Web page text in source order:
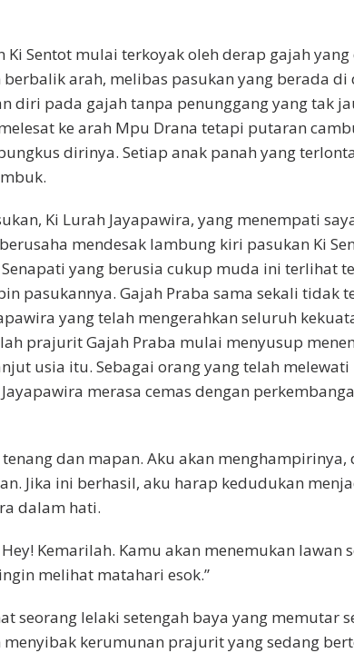
Ki Sentot mulai terkoyak oleh derap gajah
arah, melibas pasukan yang berada di
diri pada gajah tanpa penunggang yang tak
ke arah Mpu Drana tetapi putaran
dirinya. Setiap anak panah yang
Ki Lurah Jayapawira, yang menempati
mendesak lambung kiri pasukan Ki
yang berusia cukup muda ini terlihat
pasukannya. Gajah Praba sama sekali tidak
yang telah mengerahkan seluruh
prajurit Gajah Praba mulai menyusup
usia itu. Sebagai orang yang telah melewati
merasa cemas dengan
dan mapan. Aku akan menghampirinya,
Jika ini berhasil, aku harap kedudukan
dalam hati.
Kemarilah. Kamu akan menemukan lawan
melihat matahari esok.”
seorang lelaki setengah baya yang memutar
kerumunan prajurit yang sedang